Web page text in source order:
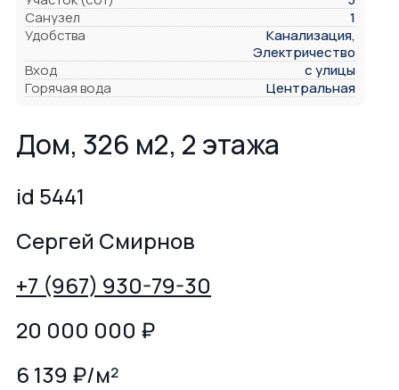
Санузел
1
Удобства
Канализация,
Электричество
Вход
с улицы
Горячая вода
Центральная
Дом, 326 м2, 2 этажа
id 5441
Сергей Смирнов
+7 (967) 930-79-30
20 000 000 ₽
6 139 ₽/м²